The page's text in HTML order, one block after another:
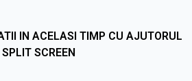
IN ACELASI TIMP CU AJUTORUL
SPLIT SCREEN